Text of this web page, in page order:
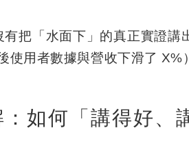
有把「水面下」的真正實證講
使用者數據與營收下滑了
如何「講得好、